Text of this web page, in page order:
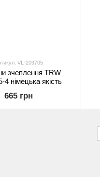
VL-209705
зчеплення TRW
4 німецька якість
665 грн